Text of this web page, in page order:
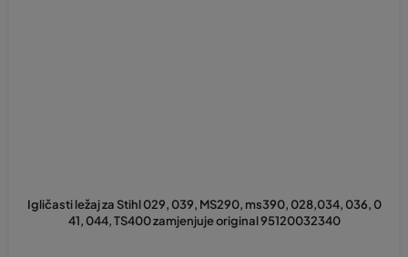
Igličasti ležaj za Stihl 029, 039, MS290, ms390, 028,034, 036, 0
41, 044, TS400 zamjenjuje original 95120032340